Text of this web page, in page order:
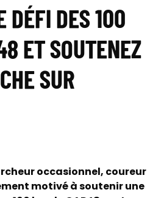
DÉFI DES 100
ET SOUTENEZ
SUR
occasionnel, coureur
motivé à soutenir une